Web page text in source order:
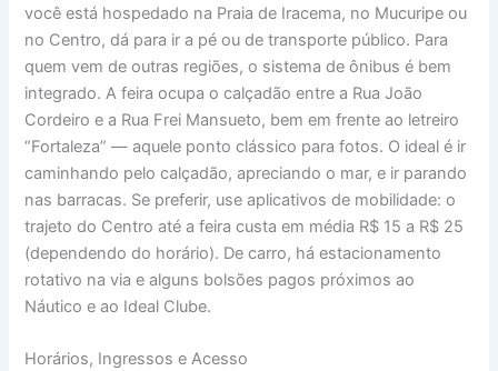
você está hospedado na Praia de Iracema, no Mucuripe ou
no Centro, dá para ir a pé ou de transporte público. Para
quem vem de outras regiões, o sistema de ônibus é bem
integrado. A feira ocupa o calçadão entre a Rua João
Cordeiro e a Rua Frei Mansueto, bem em frente ao letreiro
“Fortaleza” — aquele ponto clássico para fotos. O ideal é ir
caminhando pelo calçadão, apreciando o mar, e ir parando
nas barracas. Se preferir, use aplicativos de mobilidade: o
trajeto do Centro até a feira custa em média R$ 15 a R$ 25
(dependendo do horário). De carro, há estacionamento
rotativo na via e alguns bolsões pagos próximos ao
Náutico e ao Ideal Clube.
Horários, Ingressos e Acesso